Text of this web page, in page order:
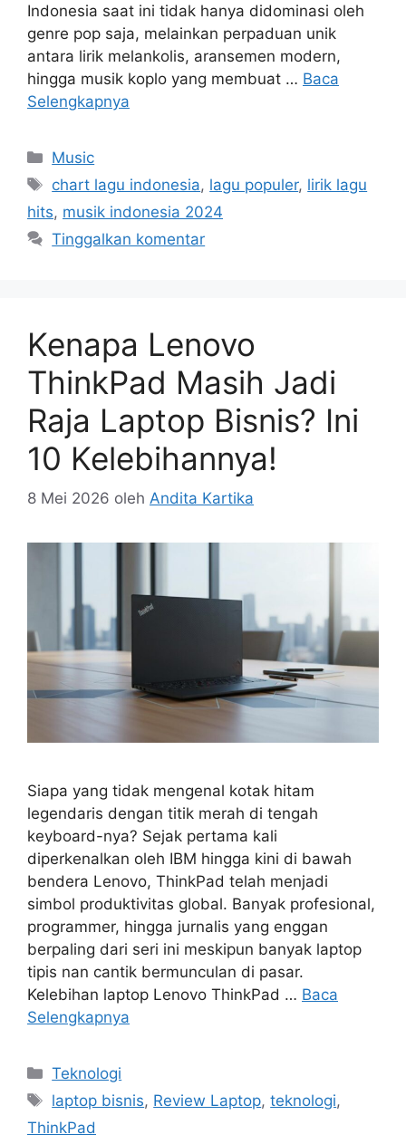
Indonesia saat ini tidak hanya didominasi oleh
genre pop saja, melainkan perpaduan unik
antara lirik melankolis, aransemen modern,
hingga musik koplo yang membuat … Baca
Selengkapnya
Kategori
Music
Tag
chart lagu indonesia, lagu populer, lirik lagu
hits, musik indonesia 2024
Tinggalkan komentar
Kenapa Lenovo
ThinkPad Masih Jadi
Raja Laptop Bisnis? Ini
10 Kelebihannya!
8 Mei 2026 oleh Andita Kartika
Siapa yang tidak mengenal kotak hitam
legendaris dengan titik merah di tengah
keyboard-nya? Sejak pertama kali
diperkenalkan oleh IBM hingga kini di bawah
bendera Lenovo, ThinkPad telah menjadi
simbol produktivitas global. Banyak profesional,
programmer, hingga jurnalis yang enggan
berpaling dari seri ini meskipun banyak laptop
tipis nan cantik bermunculan di pasar.
Kelebihan laptop Lenovo ThinkPad … Baca
Selengkapnya
Kategori
Teknologi
Tag
laptop bisnis, Review Laptop,teknologi,
ThinkPad